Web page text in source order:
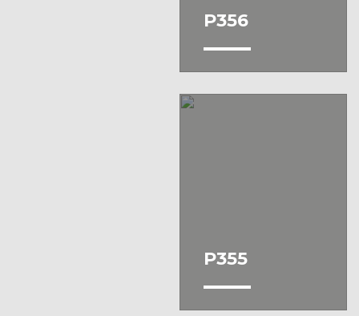
P356
P355